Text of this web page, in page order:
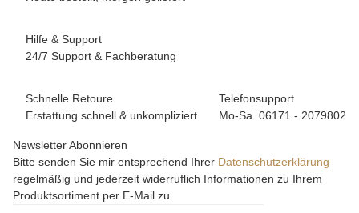
Hilfe & Support
24/7 Support & Fachberatung
Schnelle Retoure
Erstattung schnell & unkompliziert
Telefonsupport
Mo-Sa. 06171 - 2079802
Newsletter Abonnieren
Bitte senden Sie mir entsprechend Ihrer Datenschutzerklärung
regelmäßig und jederzeit widerruflich Informationen zu Ihrem
Produktsortiment per E-Mail zu.